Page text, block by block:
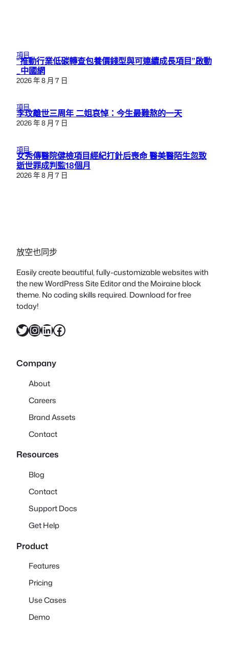
項目
“推動行業低碳轉查包養價錢型與可連續成長項目”啟動
_中國網
2026 年 8 月 7 日
項目
李玟離世三周年 二姐哀悼：今生最難熬的一天
2026 年 8 月 7 日
項目
女秀傳醫院健檢項目經紀打針后喪命 醫美醫陌生忽致
逝世罪成判監18個月
2026 年 8 月 7 日
放空也同步
Easily create beautiful, fully-customizable websites with
the new WordPress Site Editor and the Moiraine block
theme. No coding skills required. Download for free
today!
X InstagramLinkedIn Facebook
Company
About
Careers
Brand Assets
Contact
Resources
Blog
Contact
Support Docs
Get Help
Product
Features
Pricing
Use Cases
Demo